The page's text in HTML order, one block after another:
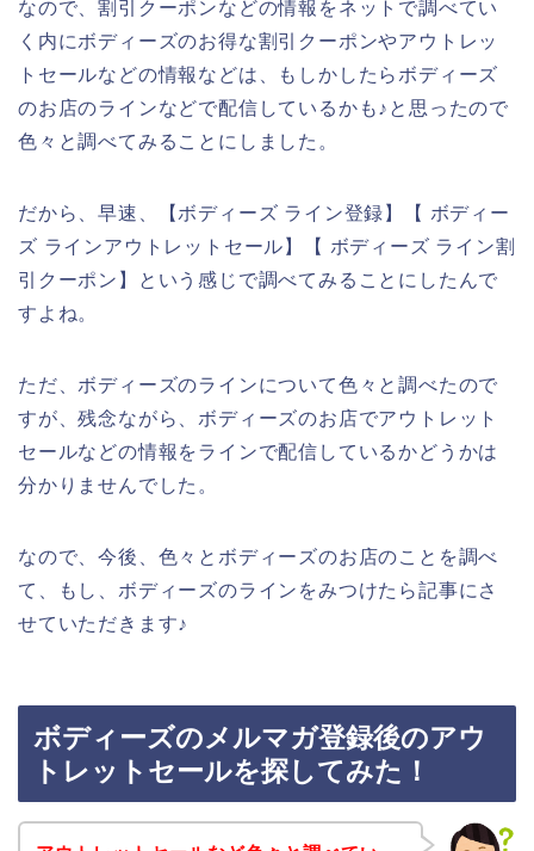
なので、割引クーポンなどの情報をネットで調べてい
く内にボディーズのお得な割引クーポンやアウトレッ
トセールなどの情報などは、もしかしたらボディーズ
のお店のラインなどで配信しているかも♪と思ったので
色々と調べてみることにしました。
だから、早速、【ボディーズ ライン登録】【 ボディー
ズ ラインアウトレットセール】【 ボディーズ ライン割
引クーポン】という感じで調べてみることにしたんで
すよね。
ただ、ボディーズのラインについて色々と調べたので
すが、残念ながら、ボディーズのお店でアウトレット
セールなどの情報をラインで配信しているかどうかは
分かりませんでした。
なので、今後、色々とボディーズのお店のことを調べ
て、もし、ボディーズのラインをみつけたら記事にさ
せていただきます♪
ボディーズのメルマガ登録後のアウ
トレットセールを探してみた！